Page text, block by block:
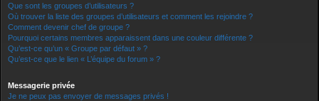
Que sont les groupes d’utilisateurs ?
Où trouver la liste des groupes d’utilisateurs et comment les rejoindre ?
Comment devenir chef de groupe ?
Pourquoi certains membres apparaissent dans une couleur différente ?
Qu’est-ce qu’un « Groupe par défaut » ?
Qu’est-ce que le lien « L’équipe du forum » ?
Messagerie privée
Je ne peux pas envoyer de messages privés !